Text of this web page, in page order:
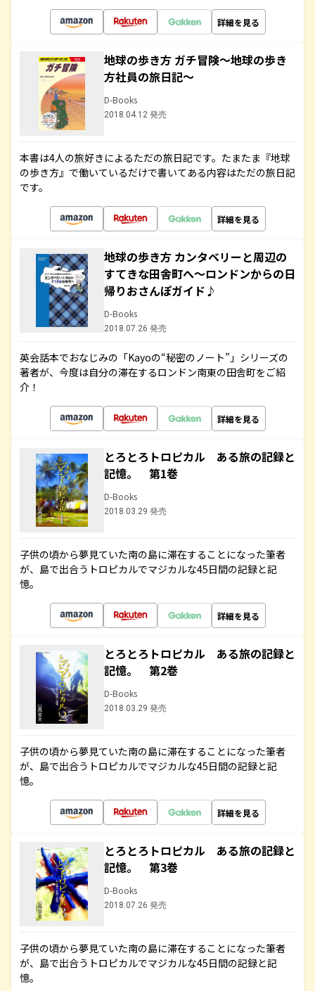
詳細を見る
地球の歩き方 ガチ冒険～地球の歩き
方社員の旅日記～
D-Books
2018.04.12 発売
本書は4人の旅好きによるただの旅日記です。たまたま『地球
の歩き方』で働いているだけで書いてある内容はただの旅日記
です。
詳細を見る
地球の歩き方 カンタベリーと周辺の
すてきな田舎町へ～ロンドンからの日
帰りおさんぽガイド♪
D-Books
2018.07.26 発売
英会話本でおなじみの「Kayoの“秘密のノート”」シリーズの
著者が、今度は自分の滞在するロンドン南東の田舎町をご紹
介！
詳細を見る
とろとろトロピカル ある旅の記録と
記憶。 第1巻
D-Books
2018.03.29 発売
子供の頃から夢見ていた南の島に滞在することになった筆者
が、島で出合うトロピカルでマジカルな45日間の記録と記
憶。
詳細を見る
とろとろトロピカル ある旅の記録と
記憶。 第2巻
D-Books
2018.03.29 発売
子供の頃から夢見ていた南の島に滞在することになった筆者
が、島で出合うトロピカルでマジカルな45日間の記録と記
憶。
詳細を見る
とろとろトロピカル ある旅の記録と
記憶。 第3巻
D-Books
2018.07.26 発売
子供の頃から夢見ていた南の島に滞在することになった筆者
が、島で出合うトロピカルでマジカルな45日間の記録と記
憶。